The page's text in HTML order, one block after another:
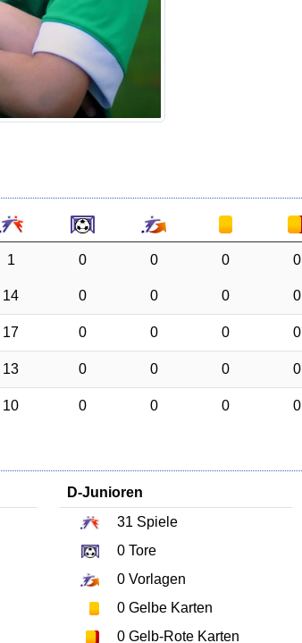
1 0 0 0 0
14 0 0 0 0
17 0 0 0 0
13 0 0 0 0
10 0 0 0 0
D-Junioren
31 Spiele
0Tore
0Vorlagen
0Gelbe Karten
0Gelb-Rote Karten